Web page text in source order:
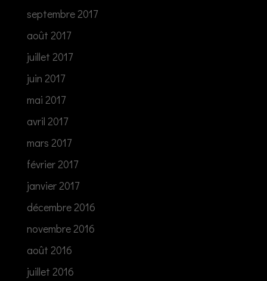
septembre 2017
août 2017
juillet 2017
juin 2017
mai 2017
avril 2017
mars 2017
février 2017
janvier 2017
décembre 2016
novembre 2016
août 2016
juillet 2016